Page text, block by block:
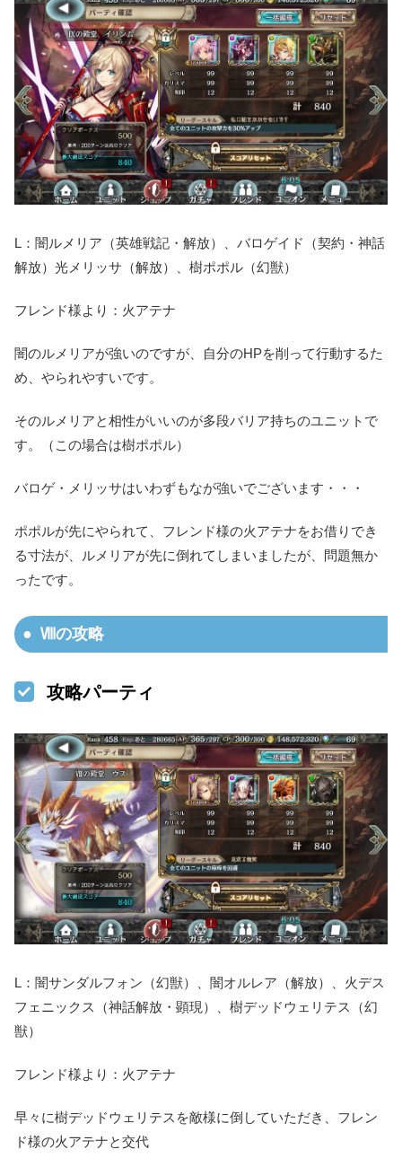
L：闇ルメリア（英雄戦記・解放）、バロゲイド（契約・神話
解放）光メリッサ（解放）、樹ポポル（幻獣）
フレンド様より：火アテナ
闇のルメリアが強いのですが、自分のHPを削って行動するた
め、やられやすいです。
そのルメリアと相性がいいのが多段バリア持ちのユニットで
す。（この場合は樹ポポル）
バロゲ・メリッサはいわずもなが強いでございます・・・
ポポルが先にやられて、フレンド様の火アテナをお借りでき
る寸法が、ルメリアが先に倒れてしまいましたが、問題無か
ったです。
Ⅷの攻略
攻略パーティ
L：闇サンダルフォン（幻獣）、闇オルレア（解放）、火デス
フェニックス（神話解放・顕現）、樹デッドウェリテス（幻
獣）
フレンド様より：火アテナ
早々に樹デッドウェリテスを敵様に倒していただき、フレン
ド様の火アテナと交代